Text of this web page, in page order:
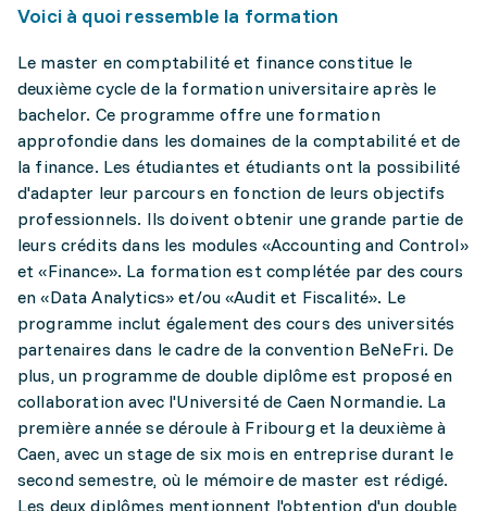
Voici à quoi ressemble la formation
Le master en comptabilité et finance constitue le
deuxième cycle de la formation universitaire après le
bachelor. Ce programme offre une formation
approfondie dans les domaines de la comptabilité et de
la finance. Les étudiantes et étudiants ont la possibilité
d'adapter leur parcours en fonction de leurs objectifs
professionnels. Ils doivent obtenir une grande partie de
leurs crédits dans les modules «Accounting and Control»
et «Finance». La formation est complétée par des cours
en «Data Analytics» et/ou «Audit et Fiscalité». Le
programme inclut également des cours des universités
partenaires dans le cadre de la convention BeNeFri. De
plus, un programme de double diplôme est proposé en
collaboration avec l'Université de Caen Normandie. La
première année se déroule à Fribourg et la deuxième à
Caen, avec un stage de six mois en entreprise durant le
second semestre, où le mémoire de master est rédigé.
Les deux diplômes mentionnent l'obtention d'un double